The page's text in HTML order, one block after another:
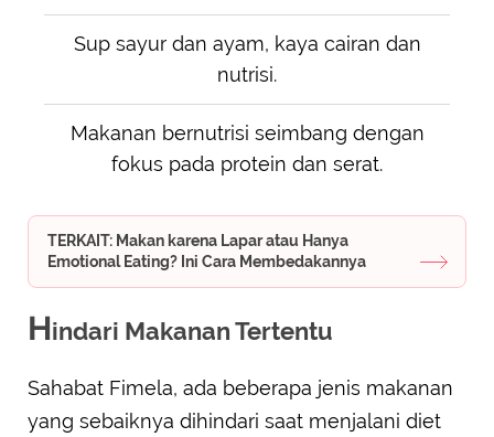
Sup sayur dan ayam, kaya cairan dan
nutrisi.
Makanan bernutrisi seimbang dengan
fokus pada protein dan serat.
TERKAIT: Makan karena Lapar atau Hanya
Emotional Eating? Ini Cara Membedakannya
Hindari Makanan Tertentu
Sahabat Fimela, ada beberapa jenis makanan
yang sebaiknya dihindari saat menjalani diet